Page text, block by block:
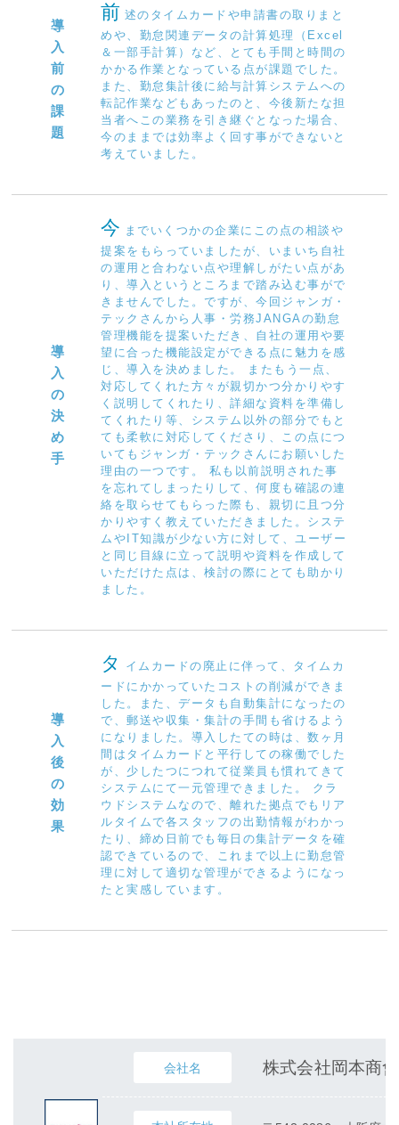
導
入
前
の
課
題
前 述のタイムカードや申請書の取りまと
めや、勤怠関連データの計算処理（Excel
＆一部手計算）など、とても手間と時間の
かかる作業となっている点が課題でした。
また、勤怠集計後に給与計算システムへの
転記作業などもあったのと、今後新たな担
当者へこの業務を引き継ぐとなった場合、
今のままでは効率よく回す事ができないと
考えていました。
導
入
の
決
め
手
今 までいくつかの企業にこの点の相談や
提案をもらっていましたが、いまいち自社
の運用と合わない点や理解しがたい点があ
り、導入というところまで踏み込む事がで
きませんでした。ですが、今回ジャンガ・
テックさんから人事・労務JANGAの勤怠
管理機能を提案いただき、自社の運用や要
望に合った機能設定ができる点に魅力を感
じ、導入を決めました。 またもう一点、
対応してくれた方々が親切かつ分かりやす
く説明してくれたり、詳細な資料を準備し
てくれたり等、システム以外の部分でもと
ても柔軟に対応してくださり、この点につ
いてもジャンガ・テックさんにお願いした
理由の一つです。 私も以前説明された事
を忘れてしまったりして、何度も確認の連
絡を取らせてもらった際も、親切に且つ分
かりやすく教えていただきました。システ
ムやIT知識が少ない方に対して、ユーザー
と同じ目線に立って説明や資料を作成して
いただけた点は、検討の際にとても助かり
ました。
導
入
後
の
効
果
タ
イムカードの廃止に伴って、タイムカ
ードにかかっていたコストの削減ができま
した。また、データも自動集計になったの
で、郵送や収集・集計の手間も省けるよう
になりました。導入したての時は、数ヶ月
間はタイムカードと平行しての稼働でした
が、少したつにつれて従業員も慣れてきて
システムにて一元管理できました。 クラ
ウドシステムなので、離れた拠点でもリア
ルタイムで各スタッフの出勤情報がわかっ
たり、締め日前でも毎日の集計データを確
認できているので、これまで以上に勤怠管
理に対して適切な管理ができるようになっ
たと実感しています。
会社名 株式会社岡本商